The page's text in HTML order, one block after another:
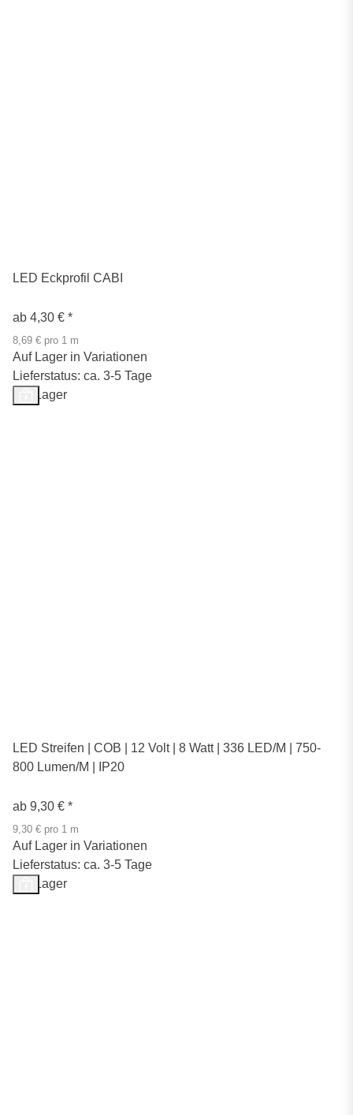
LED Eckprofil CABI
ab 4,30 € *
8,69 € pro 1 m
Auf Lager in Variationen
Lieferstatus: ca. 3-5 Tage
Auf Lager
LED Streifen | COB | 12 Volt | 8 Watt | 336 LED/M | 750-
800 Lumen/M | IP20
ab 9,30 € *
9,30 € pro 1 m
Auf Lager in Variationen
Lieferstatus: ca. 3-5 Tage
Auf Lager